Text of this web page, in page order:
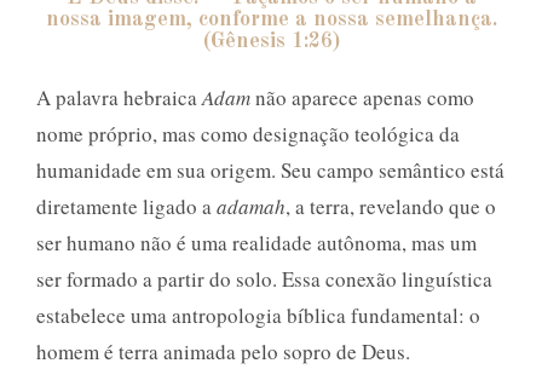
nossa imagem, conforme a nossa semelhança.
(Gênesis 1:26)
A palavra hebraica Adamnão aparece apenas como
nome próprio, mas como designação teológica da
humanidade em sua origem. Seu campo semântico está
diretamente ligado a adamah, a terra, revelando que o
ser humano não é uma realidade autônoma, mas um
ser formado a partir do solo. Essa conexão linguística
estabelece uma antropologia bíblica fundamental: o
homem é terra animada pelo sopro de Deus.